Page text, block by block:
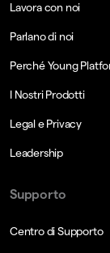
Lavora con noi
Parlano di noi
Perché Young
I Nostri Prodotti
Legal e Privacy
Leadership
Supporto
Centro di Supporto